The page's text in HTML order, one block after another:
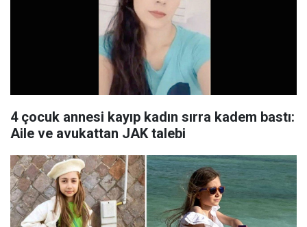
4 çocuk annesi kayıp kadın sırra kadem bastı:
Aile ve avukattan JAK talebi